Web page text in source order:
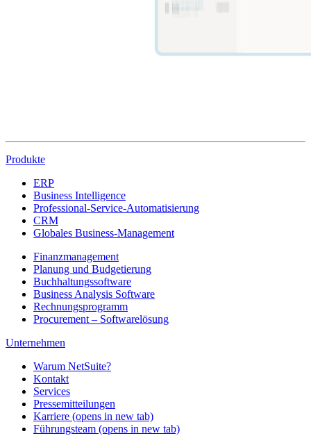
Produkte
ERP
Business Intelligence
Professional-Service-Automatisierung
CRM
Globales Business-Management
Finanzmanagement
Planung und Budgetierung
Buchhaltungssoftware
Business Analysis Software
Rechnungsprogramm
Procurement – Softwarelösung
Unternehmen
Warum NetSuite?
Kontakt
Services
Pressemitteilungen
Karriere (opens in new tab)
Führungsteam (opens in new tab)